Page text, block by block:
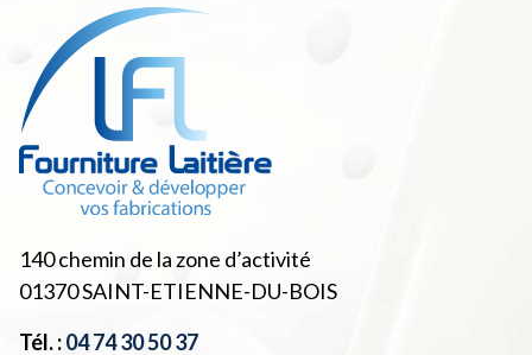
140 chemin de la zone d’activité
01370SAINT-ETIENNE-DU-BOIS
Tél. :04 74 30 50 37